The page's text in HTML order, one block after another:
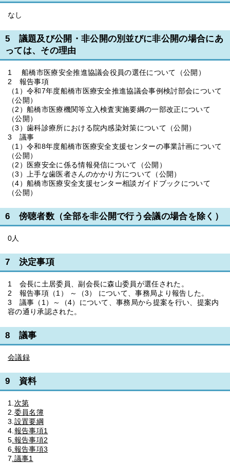
なし
5 議題及び公開・非公開の別並びに非公開の場合にあ
っては、その理由
1 船橋市医療安全推進協議会役員の選任について（公開）
2 報告事項
（1）令和7年度船橋市医療安全推進協議会事例検討部会について
（公開）
（2）船橋市医療機関等立入検査実施要綱の一部改正について
（公開）
（3）歯科診療所における院内感染対策について（公開）
3 議事
（1）令和8年度船橋市医療安全支援センターの事業計画について
（公開）
（2）医療安全に係る情報発信について（公開）
（3）上手な歯医者さんのかかり方について（公開）
（4）船橋市医療安全支援センター相談ガイドブックについて
（公開）
6 傍聴者数（全部を非公開で行う会議の場合を除く）
0人
7 決定事項
1 会長に土居委員、副会長に森山委員が選任された。
2 報告事項（1） ～（3） について、事務局より報告した。
3 議事（1）～（4）について、事務局から提案を行い、提案内
容の通り承認された。
8 議事
会議録
9 資料
1. 次第
2. 委員名簿
3. 設置要綱
4. 報告事項1
5 .報告事項2
6 .報告事項3
7 .議事1